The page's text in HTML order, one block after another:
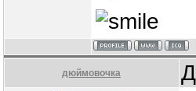
дюймовочка